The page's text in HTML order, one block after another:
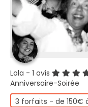
Lola - 1 avis
Anniversaire-Soirée
3 forfaits - de 150€